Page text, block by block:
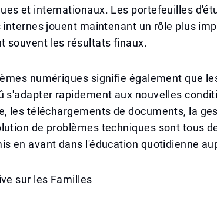
et internationaux. Les portefeuilles
jouent maintenant un rôle plus
souvent les résultats finaux.
numériques signifie également que
s'adapter rapidement aux nouvelles
les téléchargements de documents, la
de problèmes techniques sont tous
en avant dans l'éducation quotidienne
sur les Familles